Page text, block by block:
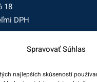
Spravovať Súhlas
najlepších skúseností
18
DPH
osobných údajov